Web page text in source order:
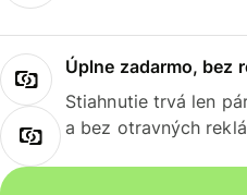
Úplne zadarmo, bez
Stiahnutie trvá len
a bez otravných